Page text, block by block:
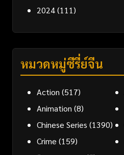
2024(111)
หมวดหมู่ซีรี่ย์จีน
Action (517)
Animation (8)
Chinese Series (1390)
Crime (159)